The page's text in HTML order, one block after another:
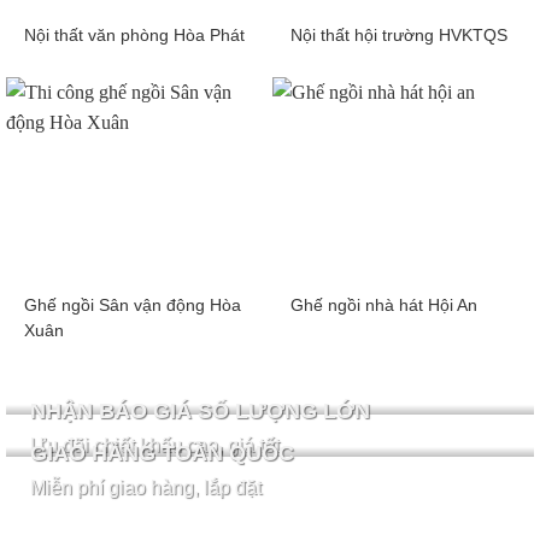
Nội thất văn phòng Hòa Phát Nội thất hội trường HVKTQS
Ghế ngồi Sân vận động Hòa
Xuân
Ghế ngồi nhà hát Hội An
NHẬN BÁO GIÁ SỐ LƯỢNG LỚN
Ưu đãi chiết khấu cao, giá tốt
GIAO HÀNG TOÀN QUỐC
Miễn phí giao hàng, lắp đặt